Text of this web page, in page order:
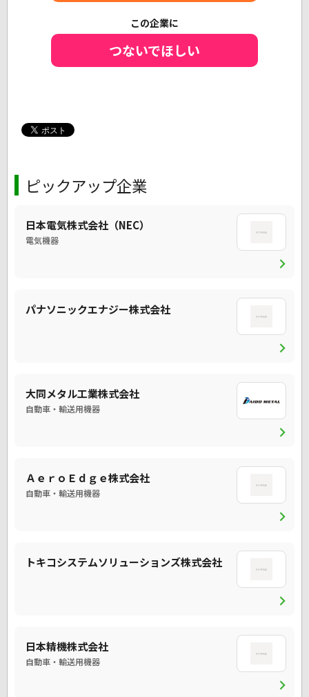
この企業に
つないでほしい
ピックアップ企業
日本電気株式会社（NEC）
電気機器
chevron_right
パナソニックエナジー株式会社
chevron_right
大同メタル工業株式会社
自動車・輸送用機器
chevron_right
ＡｅｒｏＥｄｇｅ株式会社
自動車・輸送用機器
chevron_right
トキコシステムソリューションズ株式会社
chevron_right
日本精機株式会社
自動車・輸送用機器
chevron_right